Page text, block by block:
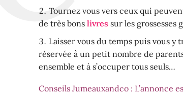
Tournez vous vers ceux qui
de très bons livres sur les grossesses
Laisser vous du temps puis vous y
réservée à un petit nombre de
ensemble et à s’occuper tous seuls…
Conseils Jumeauxandco : L’annonce